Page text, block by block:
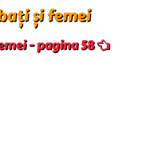
și femei
- pagina 58